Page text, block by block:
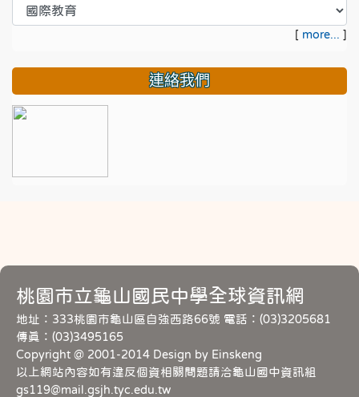
[ more... ]
連絡我們
桃園市立龜山國民中學全球資訊網
地址：333桃園市龜山區自強西路66號 電話：(03)3205681
傳真：(03)3495165
Copyright @ 2001-2014 Design by Einskeng
以上網站內容如有違反個資相關問題請洽龜山國中資訊組
gs119@mail.gsjh.tyc.edu.tw